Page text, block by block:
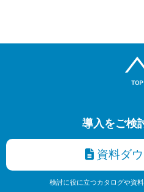
導入をご検
資料ダ
検討に役に立つカタログや資